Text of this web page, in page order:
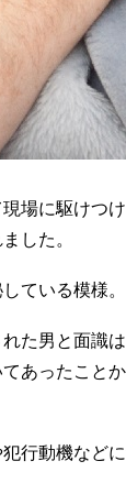
場に駆けつ
した。
ている模様。
た男と面識
あったこと
行動機など